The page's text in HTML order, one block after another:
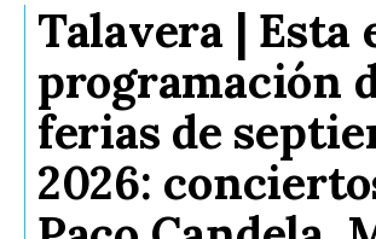
Talavera | Esta
programación
ferias de
2026: